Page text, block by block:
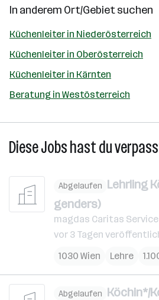
In anderem Ort/Gebiet suchen
Küchenleiter in Niederösterreich
Küchenleiter in Oberösterreich
Küchenleiter in Kärnten
Beratung in Westösterreich
Diese Jobs hast du
Abgelaufen Lehrling
genders)
magdas Caritas
vor 3 Tagen
1030 Wien
Lehre
Abgelaufen Köchin*/